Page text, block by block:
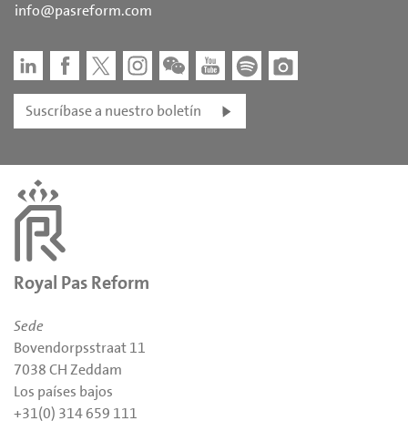
info@pasreform.com
Suscríbase a nuestro boletín
Royal Pas Reform
Sede
Bovendorpsstraat 11
7038 CH Zeddam
Los países bajos
+31(0) 314 659 111